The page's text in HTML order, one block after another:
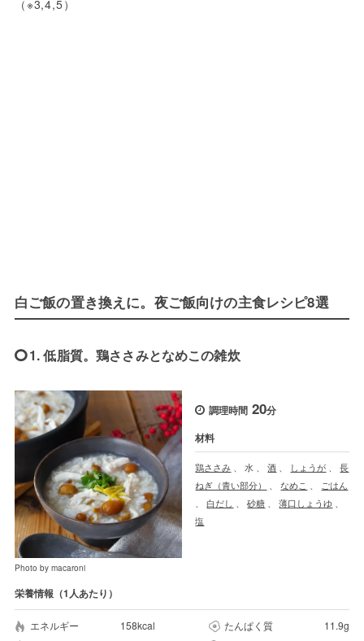
（※3,4,5）
白ご飯の置き換えに。夜ご飯向けの主食レシピ8選
1. 低脂質。鶏ささみとなめこの雑炊
Photo by macaroni
調理時間 20分
材料
鶏ささみ 、水 、酒 、 しょうが 、長
ねぎ（青い部分）
、なめこ 、 ごはん
、白だし 、砂糖 、薄口しょうゆ 、
塩
栄養情報（1人あたり）
エネルギー 158kcal たんぱく質
11.9g